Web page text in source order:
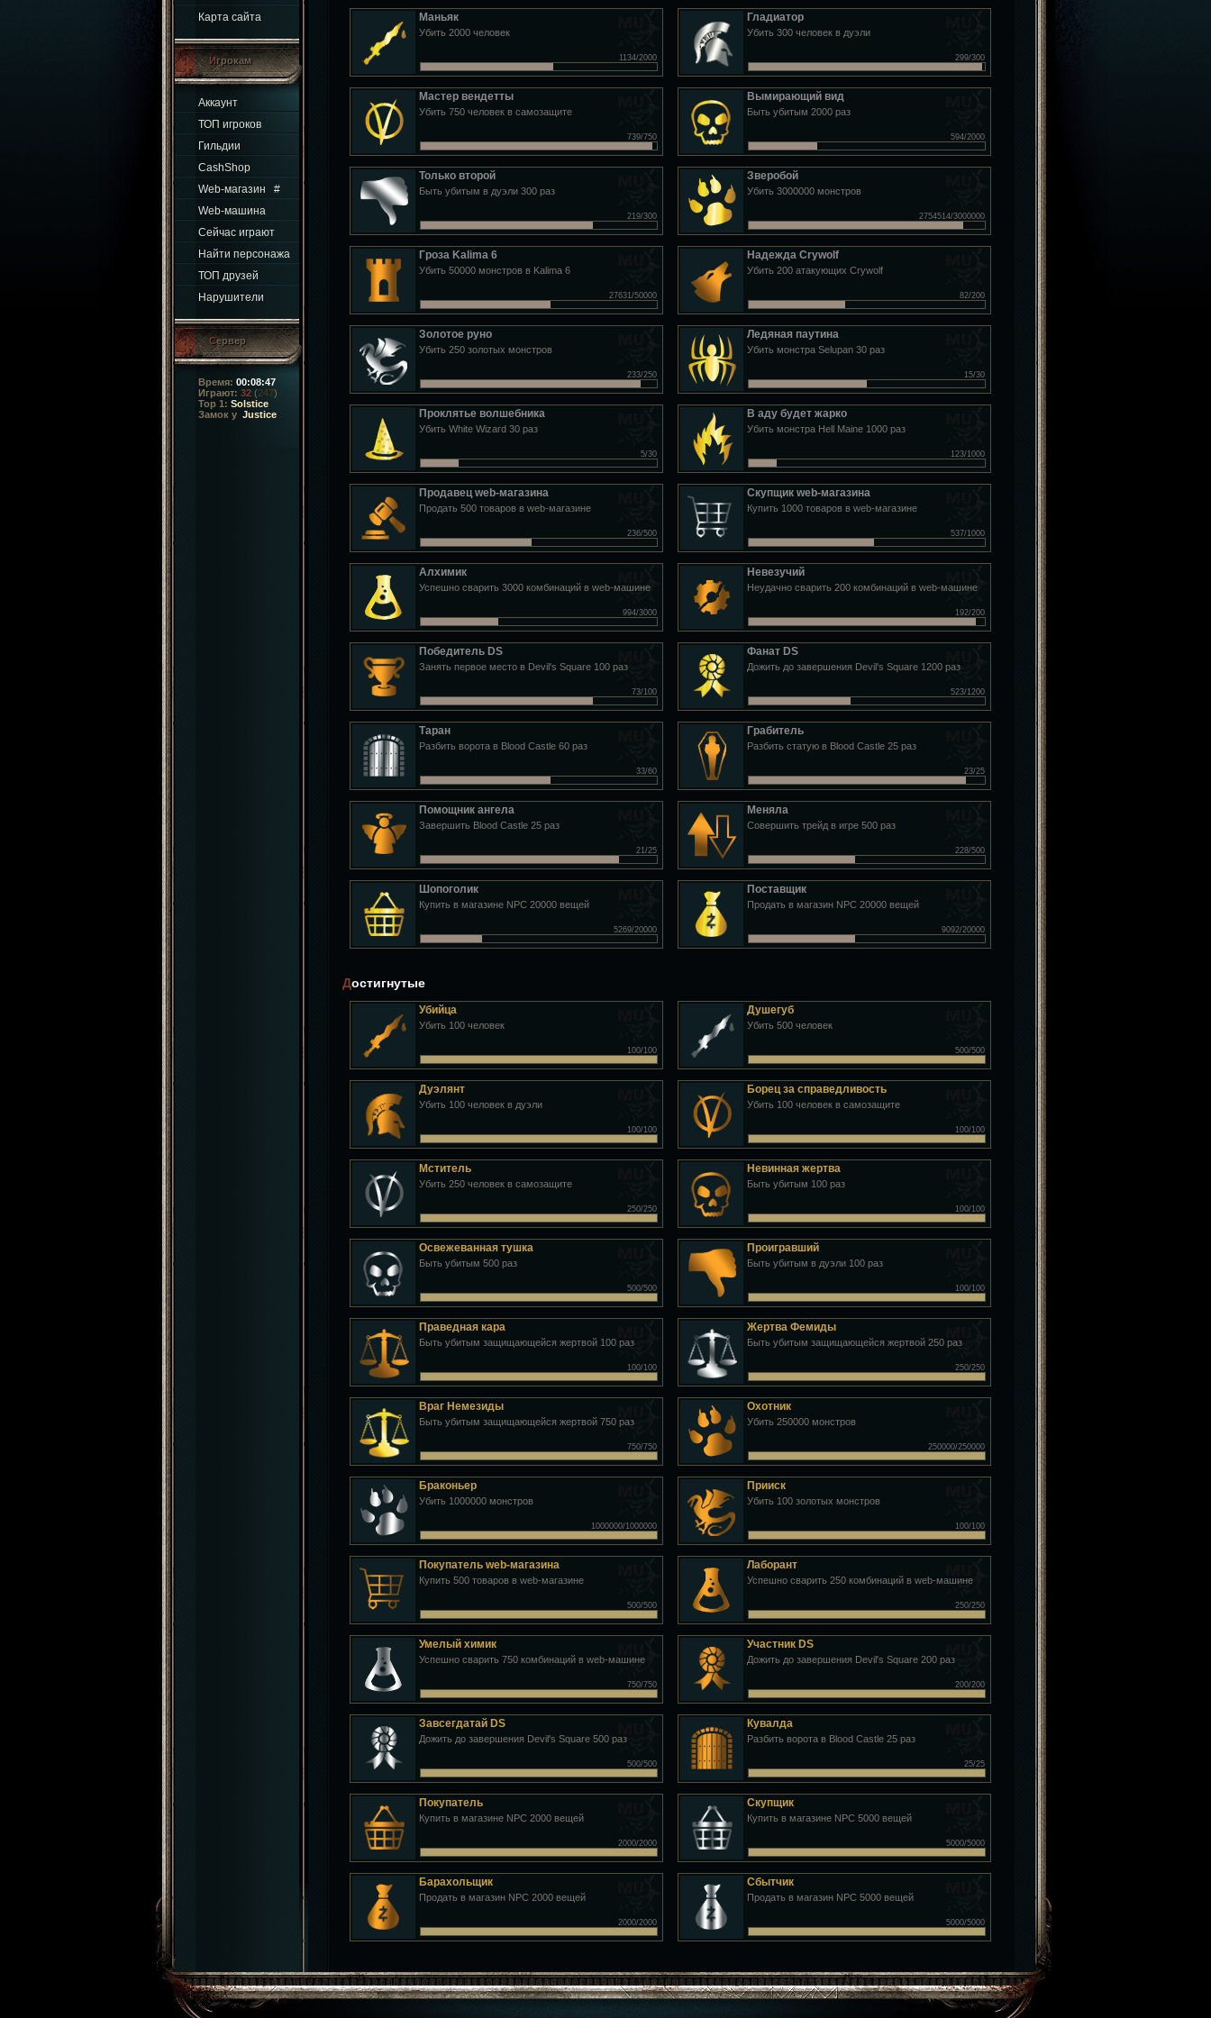
Карта сайта
Игрокам
Аккаунт
ТОП игроков
Гильдии
CashShop
Web-магазин
#
Web-машина
Сейчас играют
Найти персонажа
ТОП друзей
Нарушители
Сервер
Время: 00:08:48
Играют: 32 (247)
Top 1: Solstice
Замок у Justice
Маньяк
Убить 2000 человек
1134/2000
Гладиатор
Убить 300 человек в дуэли
299/300
Мастер вендетты
Убить 750 человек в самозащите
739/750
Вымирающий вид
Быть убитым 2000 раз
594/2000
Только второй
Быть убитым в дуэли 300 раз
219/300
Зверобой
Убить 3000000 монстров
2754514/3000000
Гроза Kalima 6
Убить 50000 монстров в Kalima 6
27631/50000
Надежда Crywolf
Убить 200 атакующих Crywolf
82/200
Золотое руно
Убить 250 золотых монстров
233/250
Ледяная паутина
Убить монстра Selupan 30 раз
15/30
Проклятье волшебника
Убить White Wizard 30 раз
5/30
В аду будет жарко
Убить монстра Hell Maine 1000 раз
123/1000
Продавец web-магазина
Продать 500 товаров в web-магазине
236/500
Скупщик web-магазина
Купить 1000 товаров в web-магазине
537/1000
Алхимик
Успешно сварить 3000 комбинаций в web-машине
994/3000
Невезучий
Неудачно сварить 200 комбинаций в web-машине
192/200
Победитель DS
Занять первое место в Devil's Square 100 раз
73/100
Фанат DS
Дожить до завершения Devil's Square 1200 раз
523/1200
Таран
Разбить ворота в Blood Castle 60 раз
33/60
Грабитель
Разбить статую в Blood Castle 25 раз
23/25
Помощник ангела
Завершить Blood Castle 25 раз
21/25
Меняла
Совершить трейд в игре 500 раз
228/500
Шопоголик
Купить в магазине NPC 20000 вещей
5269/20000
Поставщик
Продать в магазин NPC 20000 вещей
9092/20000
Достигнутые
Убийца
Убить 100 человек
100/100
Душегуб
Убить 500 человек
500/500
Дуэлянт
Убить 100 человек в дуэли
100/100
Борец за справедливость
Убить 100 человек в самозащите
100/100
Мститель
Убить 250 человек в самозащите
250/250
Невинная жертва
Быть убитым 100 раз
100/100
Освежеванная тушка
Быть убитым 500 раз
500/500
Проигравший
Быть убитым в дуэли 100 раз
100/100
Праведная кара
Быть убитым защищающейся жертвой 100 раз
100/100
Жертва Фемиды
Быть убитым защищающейся жертвой 250 раз
250/250
Враг Немезиды
Быть убитым защищающейся жертвой 750 раз
750/750
Охотник
Убить 250000 монстров
250000/250000
Браконьер
Убить 1000000 монстров
1000000/1000000
Прииск
Убить 100 золотых монстров
100/100
Покупатель web-магазина
Купить 500 товаров в web-магазине
500/500
Лаборант
Успешно сварить 250 комбинаций в web-машине
250/250
Умелый химик
Успешно сварить 750 комбинаций в web-машине
750/750
Участник DS
Дожить до завершения Devil's Square 200 раз
200/200
Завсегдатай DS
Дожить до завершения Devil's Square 500 раз
500/500
Кувалда
Разбить ворота в Blood Castle 25 раз
25/25
Покупатель
Купить в магазине NPC 2000 вещей
2000/2000
Скупщик
Купить в магазине NPC 5000 вещей
5000/5000
Барахольщик
Продать в магазин NPC 2000 вещей
2000/2000
Сбытчик
Продать в магазин NPC 5000 вещей
5000/5000